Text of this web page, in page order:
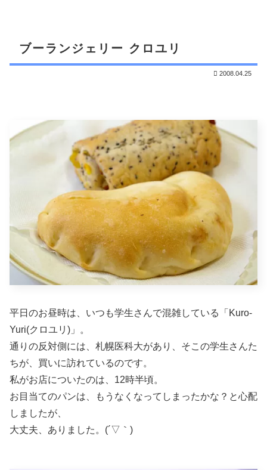
ブーランジェリー クロユリ
2008.04.25
平日のお昼時は、いつも学生さんで混雑している「Kuro-
Yuri(クロユリ)」。
通りの反対側には、札幌医科大があり、そこの学生さんた
ちが、買いに訪れているのです。
私がお店についたのは、12時半頃。
お目当てのパンは、もうなくなってしまったかな？と心配
しましたが、
大丈夫、ありました。(´▽｀)